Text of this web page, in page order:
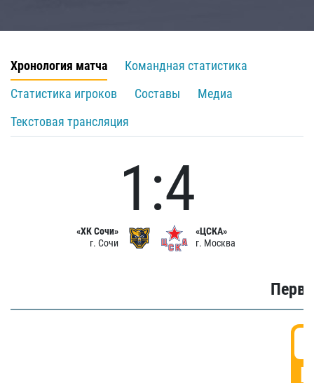
Хронология матча
Командная статистика
Статистика игроков
Составы
Медиа
Текстовая трансляция
«ХК Сочи»
г. Сочи
1:4
«ЦСКА»
г. Москва